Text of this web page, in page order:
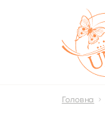
Головна